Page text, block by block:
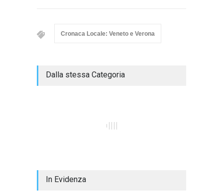
Cronaca Locale: Veneto e Verona
Dalla stessa Categoria
In Evidenza